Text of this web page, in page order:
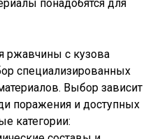
ржавчины с кузова
специализированных
Выбор зависит
поражения и доступных
категории: